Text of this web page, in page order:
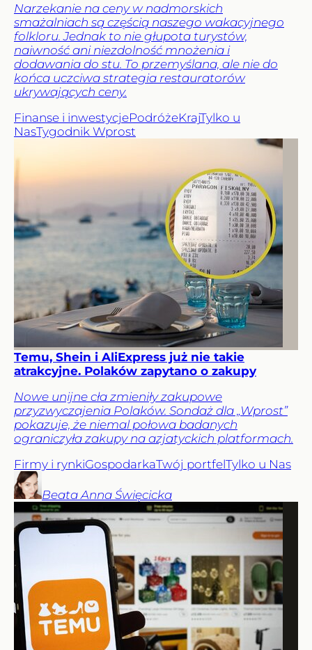
Narzekanie na ceny w nadmorskich
smażalniach są częścią naszego wakacyjnego
folkloru. Jednak to nie głupota turystów,
naiwność ani niezdolność mnożenia i
dodawania do stu. To przemyślana, ale nie do
końca uczciwa strategia restauratorów
ukrywających ceny.
Finanse i inwestycjePodróżeKrajTylko u
NasTygodnik Wprost
Temu, Shein i AliExpress już nie takie
atrakcyjne. Polaków zapytano o zakupy
Nowe unijne cła zmieniły zakupowe
przyzwyczajenia Polaków. Sondaż dla „Wprost”
pokazuje, że niemal połowa badanych
ograniczyła zakupy na azjatyckich platformach.
Firmy i rynkiGospodarkaTwój portfelTylko u Nas
Beata Anna Święcicka